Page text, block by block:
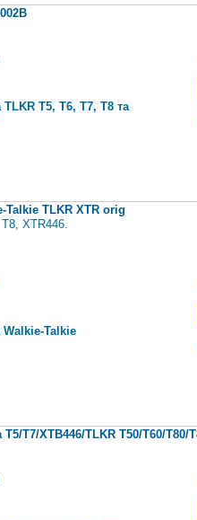
TLKR T5, T6, T7, T8 та
Talkie TLKR XTR orig
XTR446.
Walkie-Talkie
T7/XTB446/ТLKR T50/Т60/T80/